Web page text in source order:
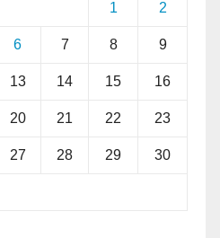
1 2
6 7 8 9
13 14 15 16
20 21 22 23
27 28 29 30